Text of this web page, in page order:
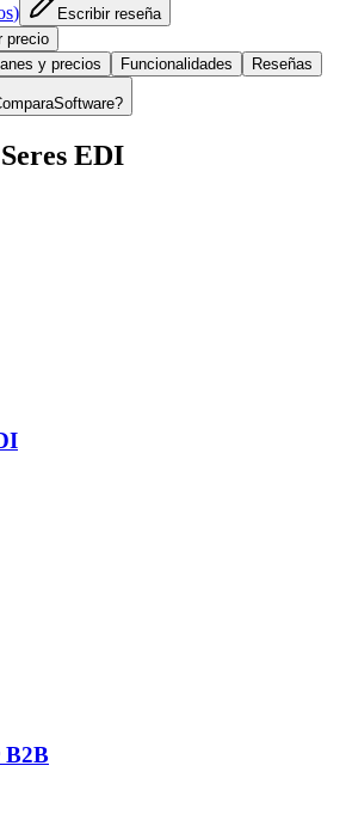
)
Escribir reseña
precio
y precios Funcionalidades Reseñas
Seres EDI
B2B